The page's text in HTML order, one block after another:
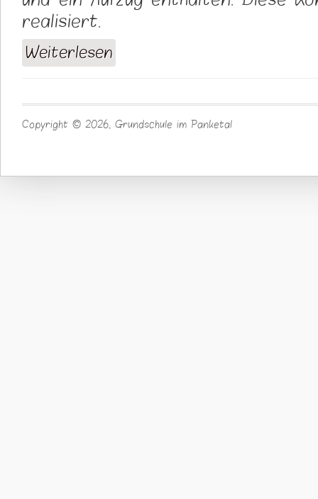
realisiert.
Weiterlesen
Schulassistenten
Copyright © 2026, Grundschule im Panketal